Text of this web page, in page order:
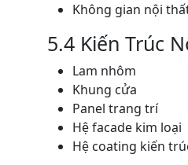
Không gian nội
5.4 Kiến Trúc
Lam nhôm
Khung cửa
Panel trang trí
Hệ facade kim loại
Hệ coating kiến